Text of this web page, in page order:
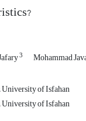
3 Mohammad
University of Isfahan
University of Isfahan